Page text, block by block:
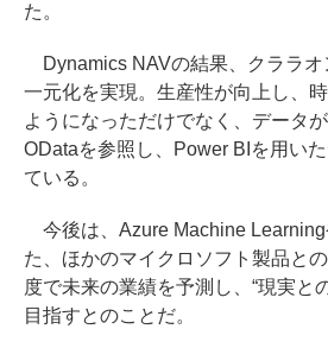
た。
Dynamics NAVの結果、クララオ
一元化を実現。生産性が向上し、
ようになっただけでなく、データ
ODataを参照し、Power BIを用い
ている。
今後は、Azure Machine Learning
た、ほかのマイクロソフト製品と
度で未来の業績を予測し、“現実と
目指すとのことだ。